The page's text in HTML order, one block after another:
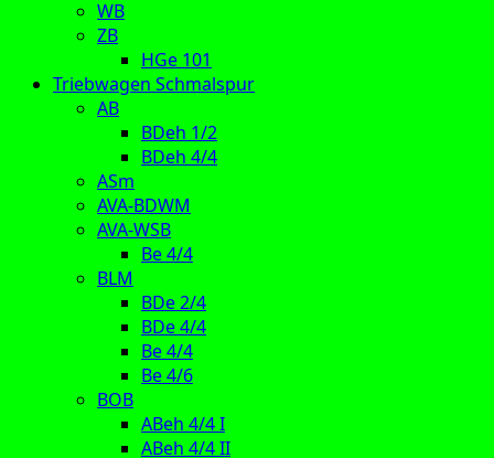
WB
ZB
HGe 101
Triebwagen Schmalspur
AB
BDeh 1/2
BDeh 4/4
ASm
AVA-BDWM
AVA-WSB
Be 4/4
BLM
BDe 2/4
BDe 4/4
Be 4/4
Be 4/6
BOB
ABeh 4/4 I
ABeh 4/4 II